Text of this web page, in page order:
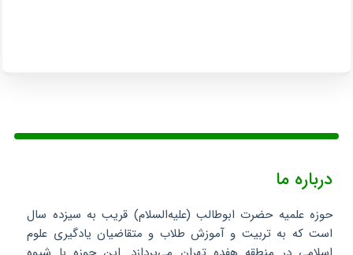
درباره ما
حوزه علمیه حضرت ابوطالب (علیه‌السلام) قریب به سیزده سال
است که به تربیت و آموزش طلاب و متقاضیان یادگیری علوم